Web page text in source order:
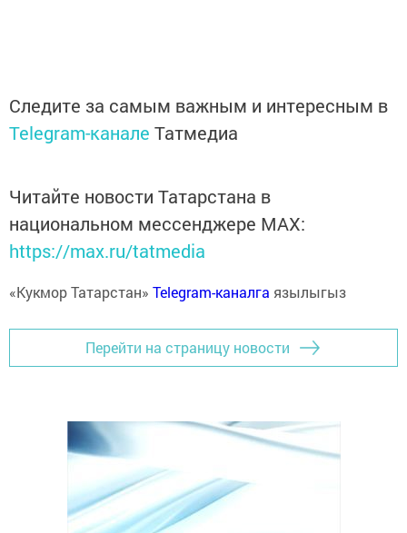
Следите за самым важным и интересным в
Telegram-канале Татмедиа
Читайте новости Татарстана в
национальном мессенджере MАХ:
https://max.ru/tatmedia
«Кукмор Татарстан» Telegram-каналга язылыгыз
Перейти на страницу новости